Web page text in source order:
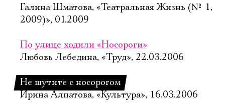
Галина Шматова, «Театральная Жизнь (№ 1,
2009)», 01.2009
По улице ходили «Носороги»
Любовь Лебедина, «Труд», 22.03.2006
Не шутите с носорогом
Ирина Алпатова, «Культура», 16.03.2006